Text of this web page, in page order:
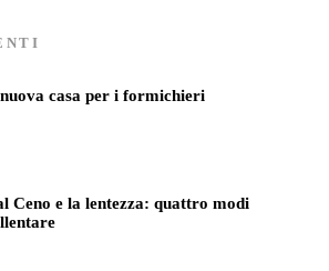
casa per i formichieri
Ceno e la lentezza: quattro modi